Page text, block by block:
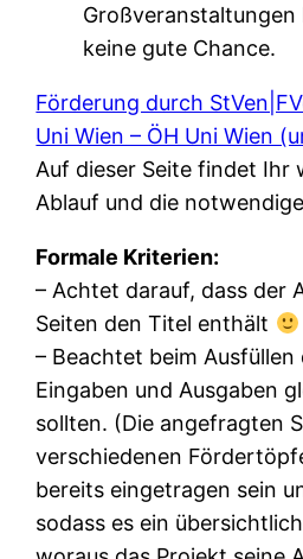
Großveranstaltungen
keine gute Chance.
Förderung durch
Uni Wien – ÖH Uni Wien
​​​​​​Auf dieser Seite findet Ihr
Ablauf und die
Formale Kriterien:
– Achtet darauf, dass der
Seiten den Titel enthält
– Beachtet beim
Eingaben und Ausgaben
sollten. (Die angefragten
verschiedenen
bereits eingetragen sein
sodass es ein